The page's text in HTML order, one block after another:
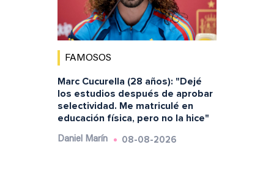
FAMOSOS
Marc Cucurella (28 años): "Dejé
los estudios después de aprobar
selectividad. Me matriculé en
educación física, pero no la hice"
Daniel Marín 08-08-2026